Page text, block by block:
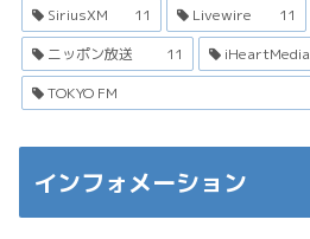
SiriusXM
11 Livewire 11
ニッポン放送
11 iHeartMedia
TOKYO FM
インフォメーション